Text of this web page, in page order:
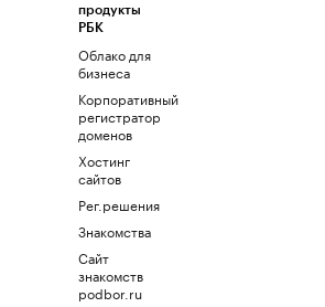
продукты
РБК
Облако для
бизнеса
Корпоративный
регистратор
доменов
Хостинг
сайтов
Рег.решения
Знакомства
Сайт
знакомств
podbor.ru